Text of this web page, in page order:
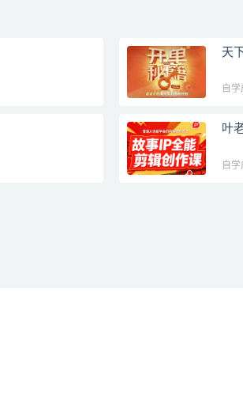
天
自学
叶
自学